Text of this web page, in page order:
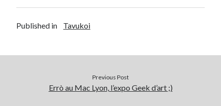
Published in Tavukoi
Previous Post
Errò au Mac Lyon, l’expo Geek d’art ;)